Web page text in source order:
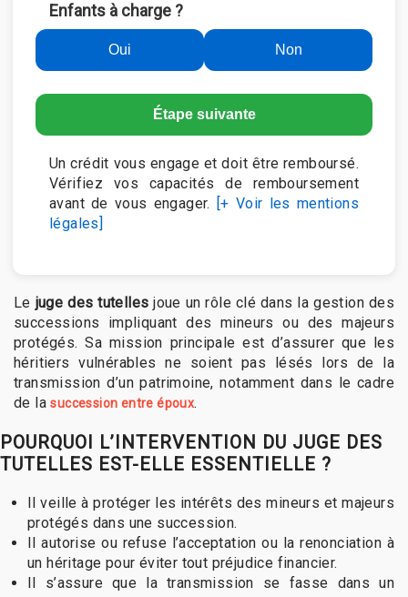
Enfants à charge ?
Oui Non
Étape suivante
Un crédit vous engage et doit être remboursé.
Vérifiez vos capacités de remboursement
avant de vous engager.
[+ Voir les mentions
légales]
Le juge des tutelles joue un rôle clé dans la gestion des
successions impliquant des mineurs ou des majeurs
protégés. Sa mission principale est d’assurer que les
héritiers vulnérables ne soient pas lésés lors de la
transmission d’un patrimoine, notamment dans le cadre
de lasuccession entre époux.
POURQUOI L’INTERVENTION DU JUGE DES
TUTELLES EST-ELLE ESSENTIELLE ?
Il veille à protéger les intérêts des mineurs et majeurs
protégés dans une succession.
Il autorise ou refuse l’acceptation ou la renonciation à
un héritage pour éviter tout préjudice financier.
Il s’assure que la transmission se fasse dans un